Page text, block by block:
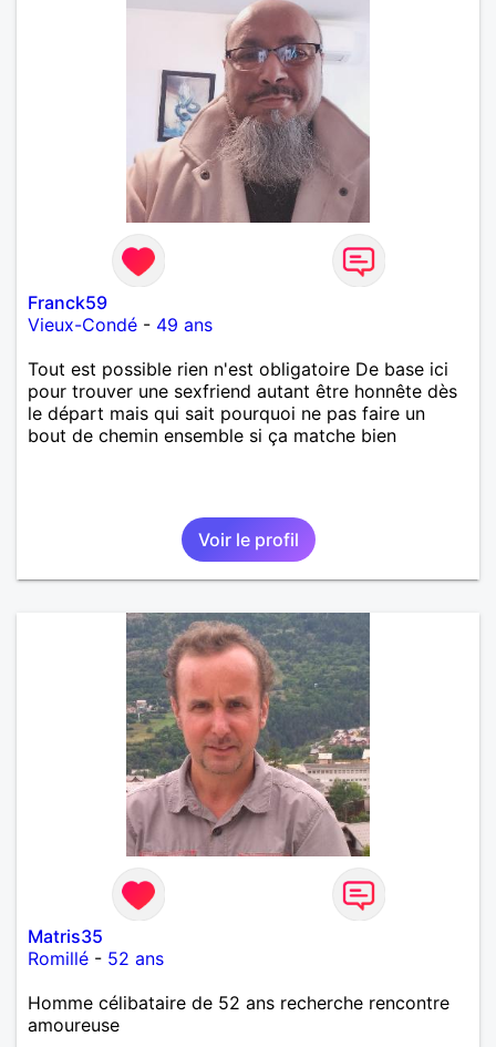
Franck59
Vieux-Condé - 49 ans
Tout est possible rien n'est obligatoire De base ici
pour trouver une sexfriend autant être honnête dès
le départ mais qui sait pourquoi ne pas faire un
bout de chemin ensemble si ça matche bien
Voir le profil
Matris35
Romillé - 52 ans
Homme célibataire de 52 ans recherche rencontre
amoureuse